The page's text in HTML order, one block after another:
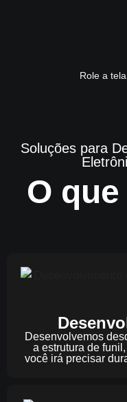
Role a
Soluções para
O
Desenvolvemos
a estrutura de
você irá precisar